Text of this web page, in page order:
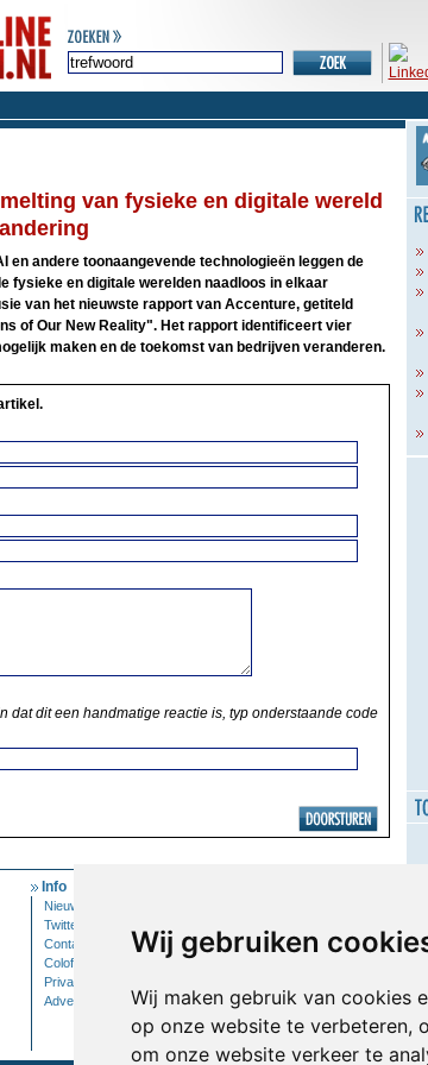
Wij gebruiken
Wij maken gebruik van cookies
op onze website te verbeteren,
om onze website verkeer te
van fysieke en digitale wereld
en andere toonaangevende technologieën leggen de
fysieke en digitale werelden naadloos in elkaar
van het nieuwste rapport van Accenture, getiteld
of Our New Reality". Het rapport identificeert vier
maken en de toekomst van bedrijven veranderen.
dat dit een handmatige reactie is, typ onderstaande code
Info
Nieuwsbrief
Twitter
Contact
Colofon
Privacy
Adverteren